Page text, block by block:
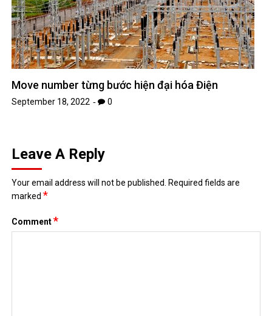
Move number từng bước hiện đại hóa Điện
September 18, 2022 0
Leave A Reply
Your email address will not be published. Required fields are
marked*
Comment*